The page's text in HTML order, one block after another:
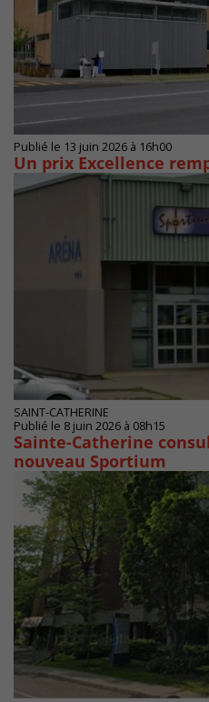
Publié le 13 juin 2026 à 16h00
Un prix Excellence
SAINT-CATHERINE
Publié le 8 juin 2026 à 08h15
Sainte-Catherine
nouveau Sportium